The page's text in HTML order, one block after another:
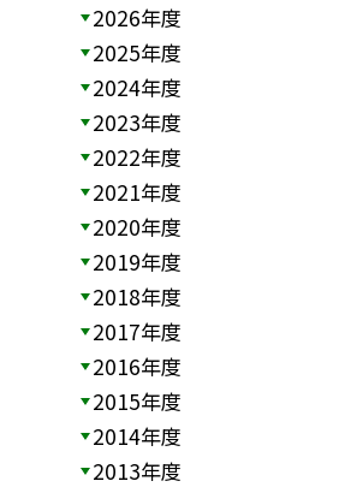
2026年度
2025年度
2024年度
2023年度
2022年度
2021年度
2020年度
2019年度
2018年度
2017年度
2016年度
2015年度
2014年度
2013年度